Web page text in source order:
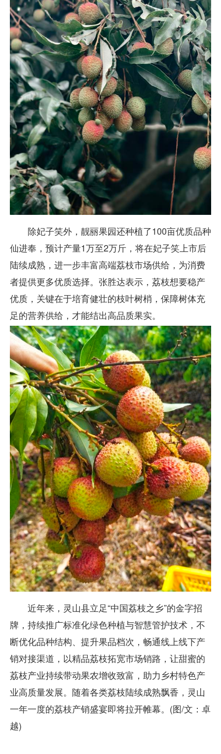
除妃子笑外，靓丽果园还种植了100亩优质品种
仙进奉，预计产量1万至2万斤，将在妃子笑上市后
陆续成熟，进一步丰富高端荔枝市场供给，为消费
者提供更多优质选择。张胜达表示，荔枝想要稳产
优质，关键在于培育健壮的枝叶树梢，保障树体充
足的营养供给，才能结出高品质果实。
近年来，灵山县立足“中国荔枝之乡”的金字招
牌，持续推广标准化绿色种植与智慧管护技术，不
断优化品种结构、提升果品档次，畅通线上线下产
销对接渠道，以精品荔枝拓宽市场销路，让甜蜜的
荔枝产业持续带动果农增收致富，助力乡村特色产
业高质量发展。随着各类荔枝陆续成熟飘香，灵山
一年一度的荔枝产销盛宴即将拉开帷幕。(图/文：卓
越)